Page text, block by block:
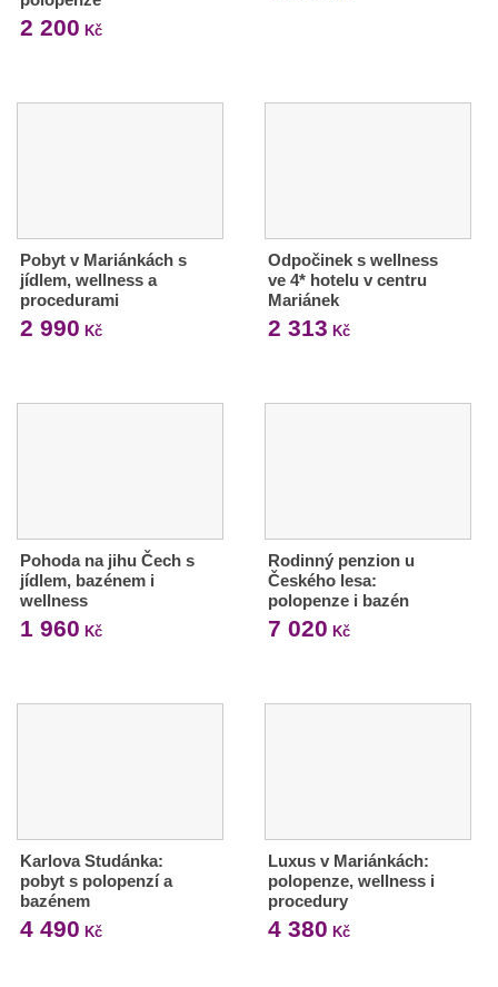
2 200 Kč
Pobyt v Mariánkách s
jídlem, wellness a
procedurami
2 990 Kč
Odpočinek s wellness
ve 4* hotelu v centru
Mariánek
2 313 Kč
Pohoda na jihu Čech s
jídlem, bazénem i
wellness
1 960 Kč
Rodinný penzion u
Českého lesa:
polopenze i bazén
7 020 Kč
Karlova Studánka:
pobyt s polopenzí a
bazénem
4 490 Kč
Luxus v Mariánkách:
polopenze, wellness i
procedury
4 380 Kč